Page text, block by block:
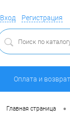
Вход Регистрация
Оплата и возврат
Главная страница •